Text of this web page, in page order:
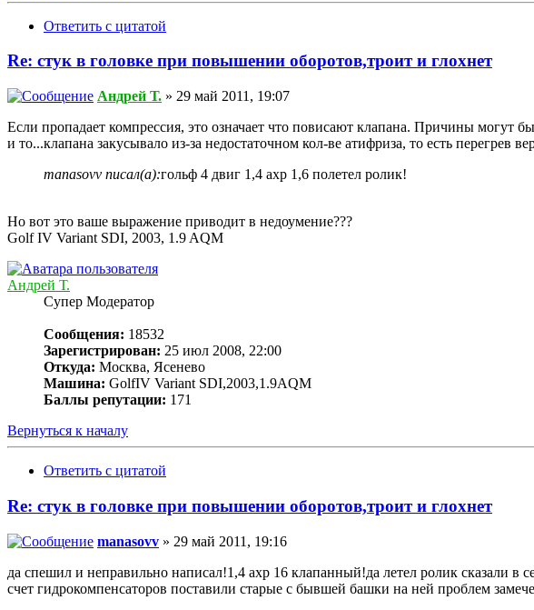
Ответить с цитатой
Re: стук в головке при повышении оборотов,троит и глохнет
Андрей Т. » 29 май 2011, 19:07
Если пропадает компрессия, это означает что повисают клапана. Причины могут
и то...клапана закусывало из-за недостаточном кол-ве атифриза, то есть перегрев
manasovv писал(а):гольф 4 двиг 1,4 ахр 1,6 полетел ролик!
Но вот это ваше выражение приводит в недоумение???
Golf IV Variant SDI, 2003, 1.9 AQM
Андрей Т.
Супер Модератор
Сообщения: 18532
Зарегистрирован: 25 июл 2008, 22:00
Откуда: Москва, Ясенево
Машина: GolfIV Variant SDI,2003,1.9AQM
Баллы репутации: 171
Вернуться к началу
Ответить с цитатой
Re: стук в головке при повышении оборотов,троит и глохнет
manasovv » 29 май 2011, 19:16
да спешил и неправильно написал!1,4 ахр 16 клапанный!да летел ролик сказали в
счет гидрокомпенсаторов поставили старые с бывшей башки на ней проблем